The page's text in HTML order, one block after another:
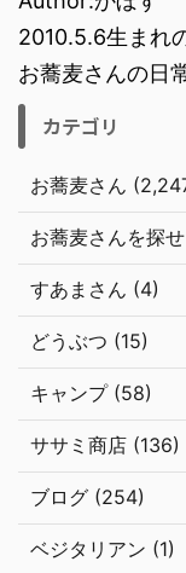
2010.5.6生まれ
お蕎麦さんの日
カテゴリ
お蕎麦さん
お蕎麦さんを探
すあまさん (4)
どうぶつ (15)
キャンプ (58)
ササミ商店 (136)
ブログ (254)
ベジタリアン (1)